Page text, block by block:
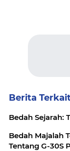
Berita
Bedah Sejarah:
Bedah Majalah
Tentang G-30S